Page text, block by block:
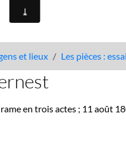
et lieux Les pièces :
en trois actes ; 11 août